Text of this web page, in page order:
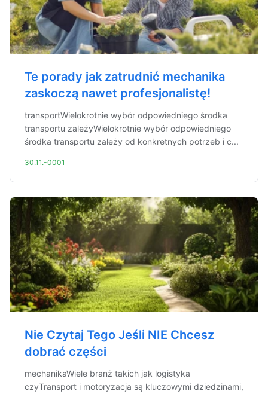
Te porady jak zatrudnić mechanika
zaskoczą nawet profesjonalistę!
transportWielokrotnie wybór odpowiedniego środka
transportu zależyWielokrotnie wybór odpowiedniego
środka transportu zależy od konkretnych potrzeb i c...
30.11.-0001
Nie Czytaj Tego Jeśli NIE Chcesz
dobrać części
mechanikaWiele branż takich jak logistyka
czyTransport i motoryzacja są kluczowymi dziedzinami,